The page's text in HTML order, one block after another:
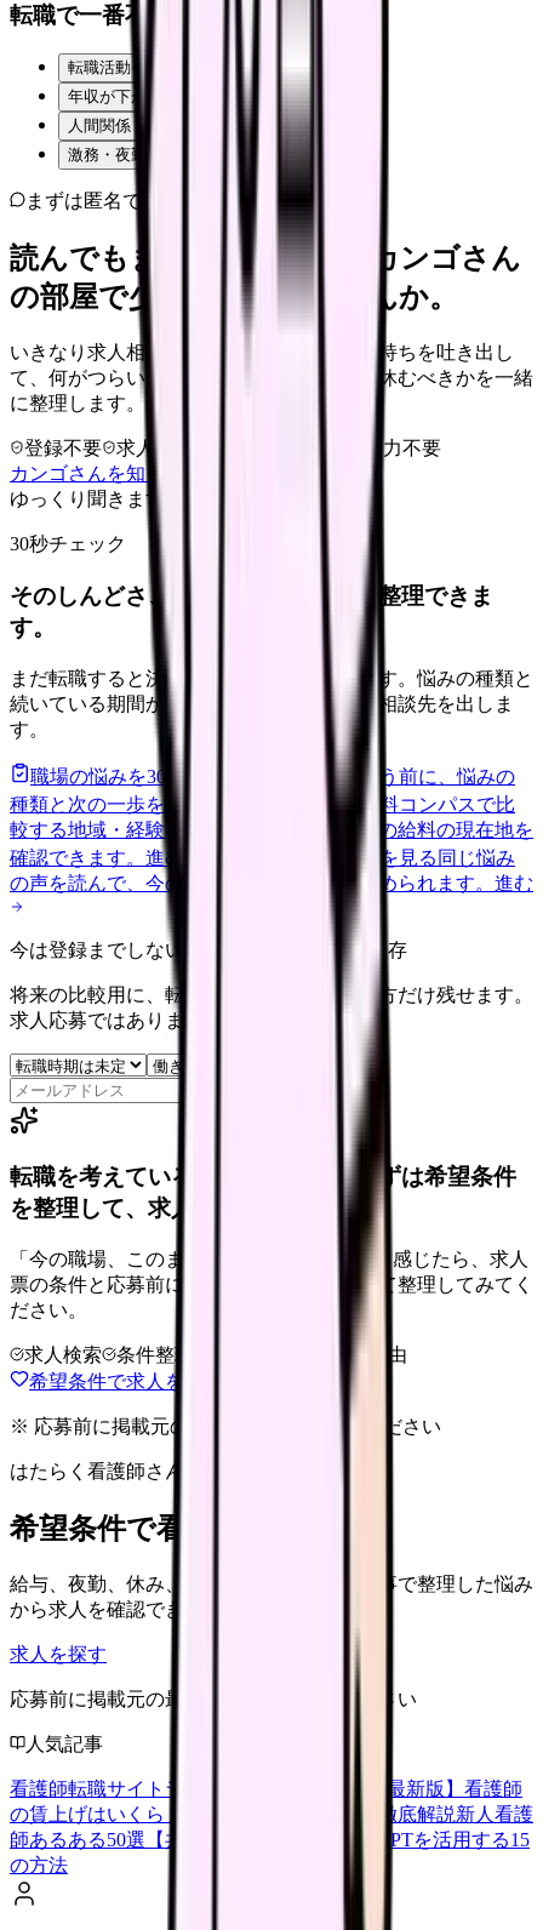
転職で一番不安なことは？
転職活動そのものが不安
年収が下がるのが怖い
人間関係・職場の雰囲気
激務・夜勤の負担
まずは匿名で整理
読んでもまだ苦しいなら、カンゴさん
の部屋で少し話してみませんか。
いきなり求人相談には進みません。今の気持ちを吐き出し
て、何がつらいのか、辞めるべきか、少し休むべきかを一緒
に整理します。
登録不要 求人押し売りなし
病院名は入力不要
カンゴさんを知ってから相談する
ゆっくり聞きます
30秒チェック
そのしんどさ、転職すべきサインか整理できま
す。
まだ転職すると決めていなくても大丈夫です。悩みの種類と
続いている期間から、次に見るべき記事と相談先を出しま
す。
職場の悩みを30秒で診断
辞めるべきか迷う前に、悩みの
種類と次の一歩を整理します。
給料コンパスで比
較する地域・経験年数・施設形態から、今の給料の現在地を
確認できます。 進む 匿名掲示板で本音を見る 同じ悩み
の声を読んで、今の職場だけの問題か確かめられます。 進む
今は登録までしない人向け: 希望条件だけ保存
将来の比較用に、転職時期と気になる働き方だけ残せます。
求人応募ではありません。
転職を考えている看護師さんへ。まずは希望条件
を整理して、求人を見比べられます。
「今の職場、このままでいいのかな...」そう感じたら、求人
票の条件と応募前に確認したい不安を分けて整理してみてく
ださい。
求人検索 条件整理
退会自由
希望条件で求人を探す
※ 応募前に掲載元の最新情報を確認してください
はたらく看護師さん 求人
希望条件で看護師求人を探す
給与、夜勤、休み、ブランクなど、この記事で整理した悩み
から求人を確認できます。
求人を探す
応募前に掲載元の最新情報を確認してください
人気記事
看護師転職サイトランキングTOP5【2026年最新版】 看護師
の賃上げはいくら？2026年度の最新情報を徹底解説新人看護
師あるある50選【共感必至】
看護師がChatGPTを活用する15
の方法